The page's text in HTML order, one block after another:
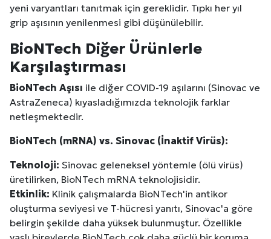
yeni varyantları tanıtmak için gereklidir. Tıpkı her yıl
grip aşısının yenilenmesi gibi düşünülebilir.
BioNTech Diğer Ürünlerle
Karşılaştırması
BioNTech Aşısı ile diğer COVID-19 aşılarını (Sinovac ve
AstraZeneca) kıyasladığımızda teknolojik farklar
netleşmektedir.
BioNTech (mRNA) vs. Sinovac (İnaktif Virüs):
Teknoloji: Sinovac geleneksel yöntemle (ölü virüs)
üretilirken, BioNTech mRNA teknolojisidir.
Etkinlik: Klinik çalışmalarda BioNTech'in antikor
oluşturma seviyesi ve T-hücresi yanıtı, Sinovac'a göre
belirgin şekilde daha yüksek bulunmuştur. Özellikle